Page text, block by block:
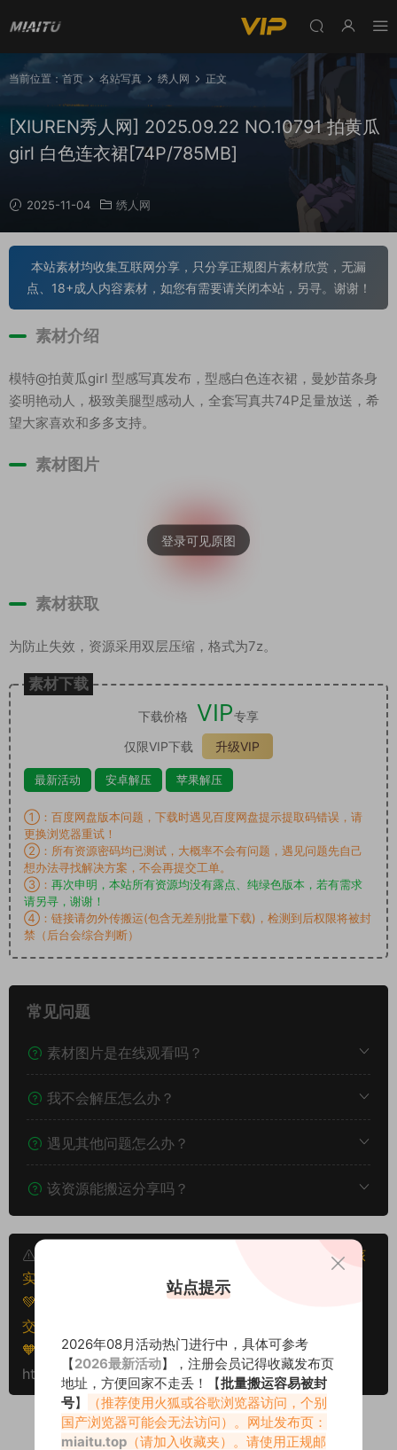
当前位置： 首页 名站写真 绣人网 正文
[XIUREN秀人网] 2025.09.22 NO.10791 拍黄瓜
girl 白色连衣裙[74P/785MB]
2025-11-04 绣人网
本站素材均收集互联网分享，只分享正规图片素材欣赏，无漏
点、18+成人内容素材，如您有需要请关闭本站，另寻。谢谢！
素材介绍
模特@拍黄瓜girl 型感写真发布，型感白色连衣裙，曼妙苗条身
姿明艳动人，极致美腿型感动人，全套写真共74P足量放送，希
望大家喜欢和多多支持。
素材图片
素材获取
为防止失效，资源采用双层压缩，格式为7z。
素材下载
下载价格 VIP专享
仅限VIP下载
升级VIP
最新活动 安卓解压 苹果解压
①：百度网盘版本问题，下载时遇见百度网盘提示提取码错误，请
更换浏览器重试！
②：所有资源密码均已测试，大概率不会有问题，遇见问题先自己
想办法寻找解决方案，不会再提交工单。
③： 再次申明，本站所有资源均没有露点、纯绿色版本，若有需求
请另寻，谢谢！
④：链接请勿外传搬运(包含无差别批量下载)，检测到后权限将被封
禁（后台会综合判断）
常见问题
素材图片是在线观看吗？
我不会解压怎么办？
遇见其他问题怎么办？
该资源能搬运分享吗？
本文资源仅供个人参考学习，请勿批量搬运，一经核
实将封禁账号权限！
💚本文资源均来源网友分享，若侵犯了您的权益可以提
交工单处理。
🧡转载请注明出处！原文链接：
https://www.miaitu.net/79030.html
站点提示
2026年08月活动热门进行中，具体可参考
【2026最新活动】，注册会员记得收藏发布页
地址，方便回家不走丢！【批量搬运容易被封
号】
（推荐使用火狐或谷歌浏览器访问，个别
国产浏览器可能会无法访问）。网址发布页：
miaitu.top （请加入收藏夹）。请使用正规邮